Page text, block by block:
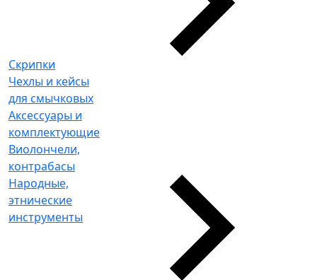
Скрипки
Чехлы и кейсы
для смычковых
Аксессуары и
комплектующие
Виолончели,
контрабасы
Народные,
этнические
инструменты